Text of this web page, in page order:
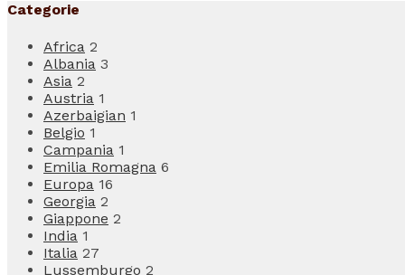
Categorie
Africa 2
Albania 3
Asia 2
Austria 1
Azerbaigian 1
Belgio 1
Campania 1
Emilia Romagna 6
Europa 16
Georgia 2
Giappone 2
India 1
Italia 27
Lussemburgo 2